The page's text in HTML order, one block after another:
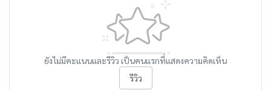
ยังไม่มีคะแนนและรีวิว เป็นคนแรกที่แสดงความคิดเห็น
รีวิว